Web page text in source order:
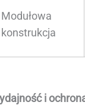
Modułowa
konstrukcja
i